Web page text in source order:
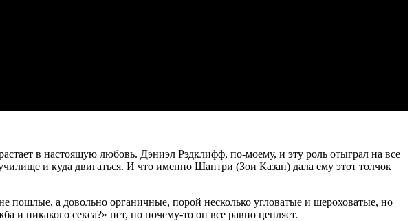
в настоящую любовь. Дэниэл Рэдклифф, по-моему, и эту роль отыграл на все
и куда двигаться. И что именно Шантри (Зои Казан) дала ему этот толчок
пошлые, а довольно органичные, порой несколько угловатые и шероховатые, но
никакого секса?» нет, но почему-то он все равно цепляет.